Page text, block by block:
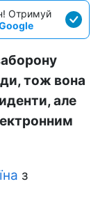
Отримуй
тож вона
але
з